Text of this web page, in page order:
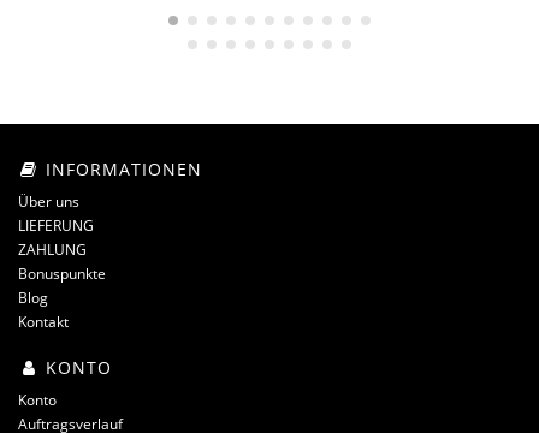
INFORMATIONEN
Über uns
LIEFERUNG
ZAHLUNG
Bonuspunkte
Blog
Kontakt
KONTO
Konto
Auftragsverlauf